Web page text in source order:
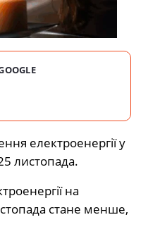
електроенергії у
листопада.
на
стане менше,